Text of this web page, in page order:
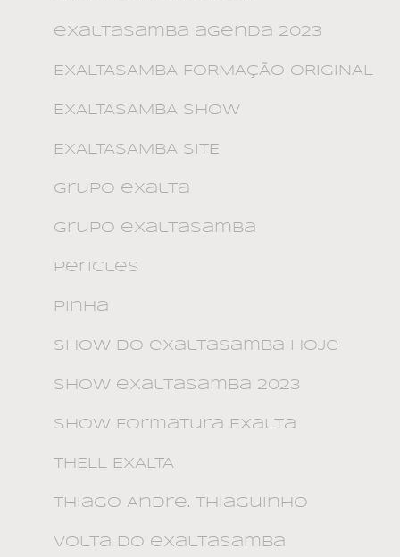
exaltasamba agenda 2023
EXALTASAMBA FORMAÇÃO ORIGINAL
EXALTASAMBA SHOW
EXALTASAMBA SITE
grupo exalta
grupo exaltasamba
pericles
Pinha
show do exaltasamba hoje
show exaltasamba 2023
Show Formatura Exalta
THELL EXALTA
Thiago Andre. Thiaguinho
volta do exaltasamba